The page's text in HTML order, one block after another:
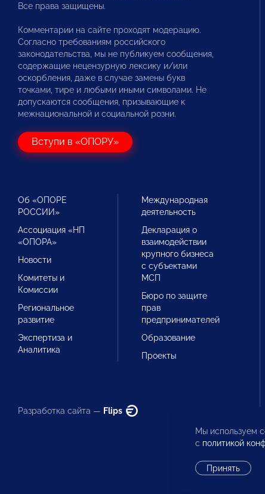
Все права защищены.
Комментарии на сайте проходят модерацию.
Согласно требованиям российского
законодательства, мы не публикуем сообщения,
содержащие нецензурную лексику и/или
оскорбления, даже в случае замены букв
точками, тире и любыми иными символами. Не
допускаются сообщения, призывающие к
межнациональной и социальной розни.
Вступи в «ОПОРУ»
Об «ОПОРЕ
РОССИИ»
Ассоциация «НП
«ОПОРА»
Новости
Комитеты и
Комиссии
Региональное
развитие
Экспертиза и
Аналитика
Международная
деятельность
Декларация о
взаимодействии
крупного бизнеса
с субъектами
МСП
Бюро по защите
прав
предпринимателей
Образование
Проекты
Разработка сайта — Flips
Мы используем
с политикой
Принять